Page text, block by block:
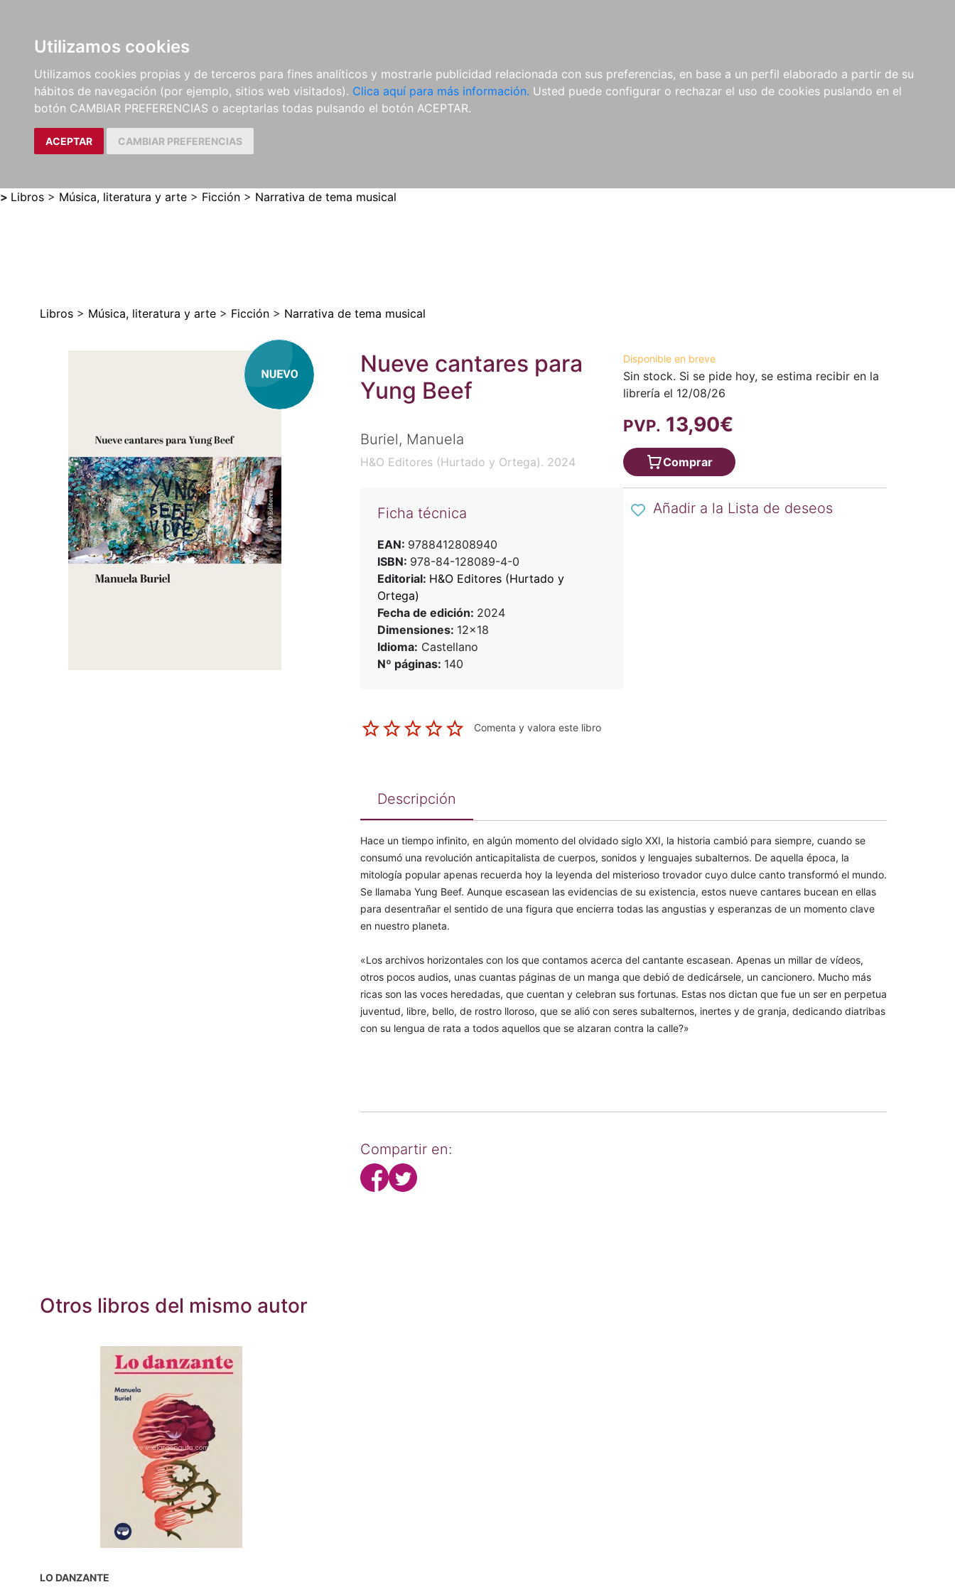
Utilizamos cookies
Utilizamos cookies propias y de terceros para fines analíticos y mostrarle publicidad relacionada con sus preferencias, en base a un perfil elaborado a partir de su
hábitos de navegación (por ejemplo, sitios web visitados). Clica aquí para más información. Usted puede configurar o rechazar el uso de cookies puslando en el
botón CAMBIAR PREFERENCIAS o aceptarlas todas pulsando el botón ACEPTAR.
ACEPTAR CAMBIAR PREFERENCIAS
LIBROS
MÉTODOS Y
EJERCICIOS
PARTITURAS Y EDICIONES
CRÍTICAS
REVISTAS
CDS Y
DVDS
MATERIAL
COMPLEMENTARIO
NOVEDADES NOTICIAS
COMPRAS
INSTITUCIONALES
> Libros > Música, literatura y arte > Ficción > Narrativa de tema musical
Libros > Música, literatura y arte > Ficción > Narrativa de tema musical
Nueve cantares para
Yung Beef
Buriel, Manuela
H&O Editores (Hurtado y Ortega). 2024
Ficha técnica
EAN: 9788412808940
ISBN: 978-84-128089-4-0
Editorial: H&O Editores (Hurtado y
Ortega)
Fecha de edición: 2024
Dimensiones: 12x18
Idioma: Castellano
Nº páginas: 140
Comenta y valora este libro
Disponible en breve
Sin stock. Si se pide hoy, se estima recibir en la
librería el 12/08/26
PVP. 13,90€
Comprar
Añadir a la Lista de deseos
Descripción
Hace un tiempo infinito, en algún momento del olvidado siglo XXI, la historia cambió para siempre, cuando se
consumó una revolución anticapitalista de cuerpos, sonidos y lenguajes subalternos. De aquella época, la
mitología popular apenas recuerda hoy la leyenda del misterioso trovador cuyo dulce canto transformó el mundo.
Se llamaba Yung Beef. Aunque escasean las evidencias de su existencia, estos nueve cantares bucean en ellas
para desentrañar el sentido de una figura que encierra todas las angustias y esperanzas de un momento clave
en nuestro planeta.
«Los archivos horizontales con los que contamos acerca del cantante escasean. Apenas un millar de vídeos,
otros pocos audios, unas cuantas páginas de un manga que debió de dedicársele, un cancionero. Mucho más
ricas son las voces heredadas, que cuentan y celebran sus fortunas. Estas nos dictan que fue un ser en perpetua
juventud, libre, bello, de rostro lloroso, que se alió con seres subalternos, inertes y de granja, dedicando diatribas
con su lengua de rata a todos aquellos que se alzaran contra la calle?»
Compartir en:
Otros libros del mismo autor
LO DANZANTE